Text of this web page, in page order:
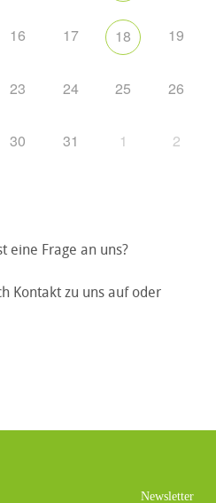
16 17 18 19
23 24 25 26
30 31 1 2
eine Frage an uns?
Kontakt zu uns auf oder
Newsletter